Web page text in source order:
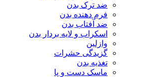
ضد ترک بدن
فرم دهنده بدن
ضد آفتاب بدن
اسکراب و لایه بردار بدن
وازلین
گزیدگی حشرات
تغذیه بدن
ماسک دست و پا